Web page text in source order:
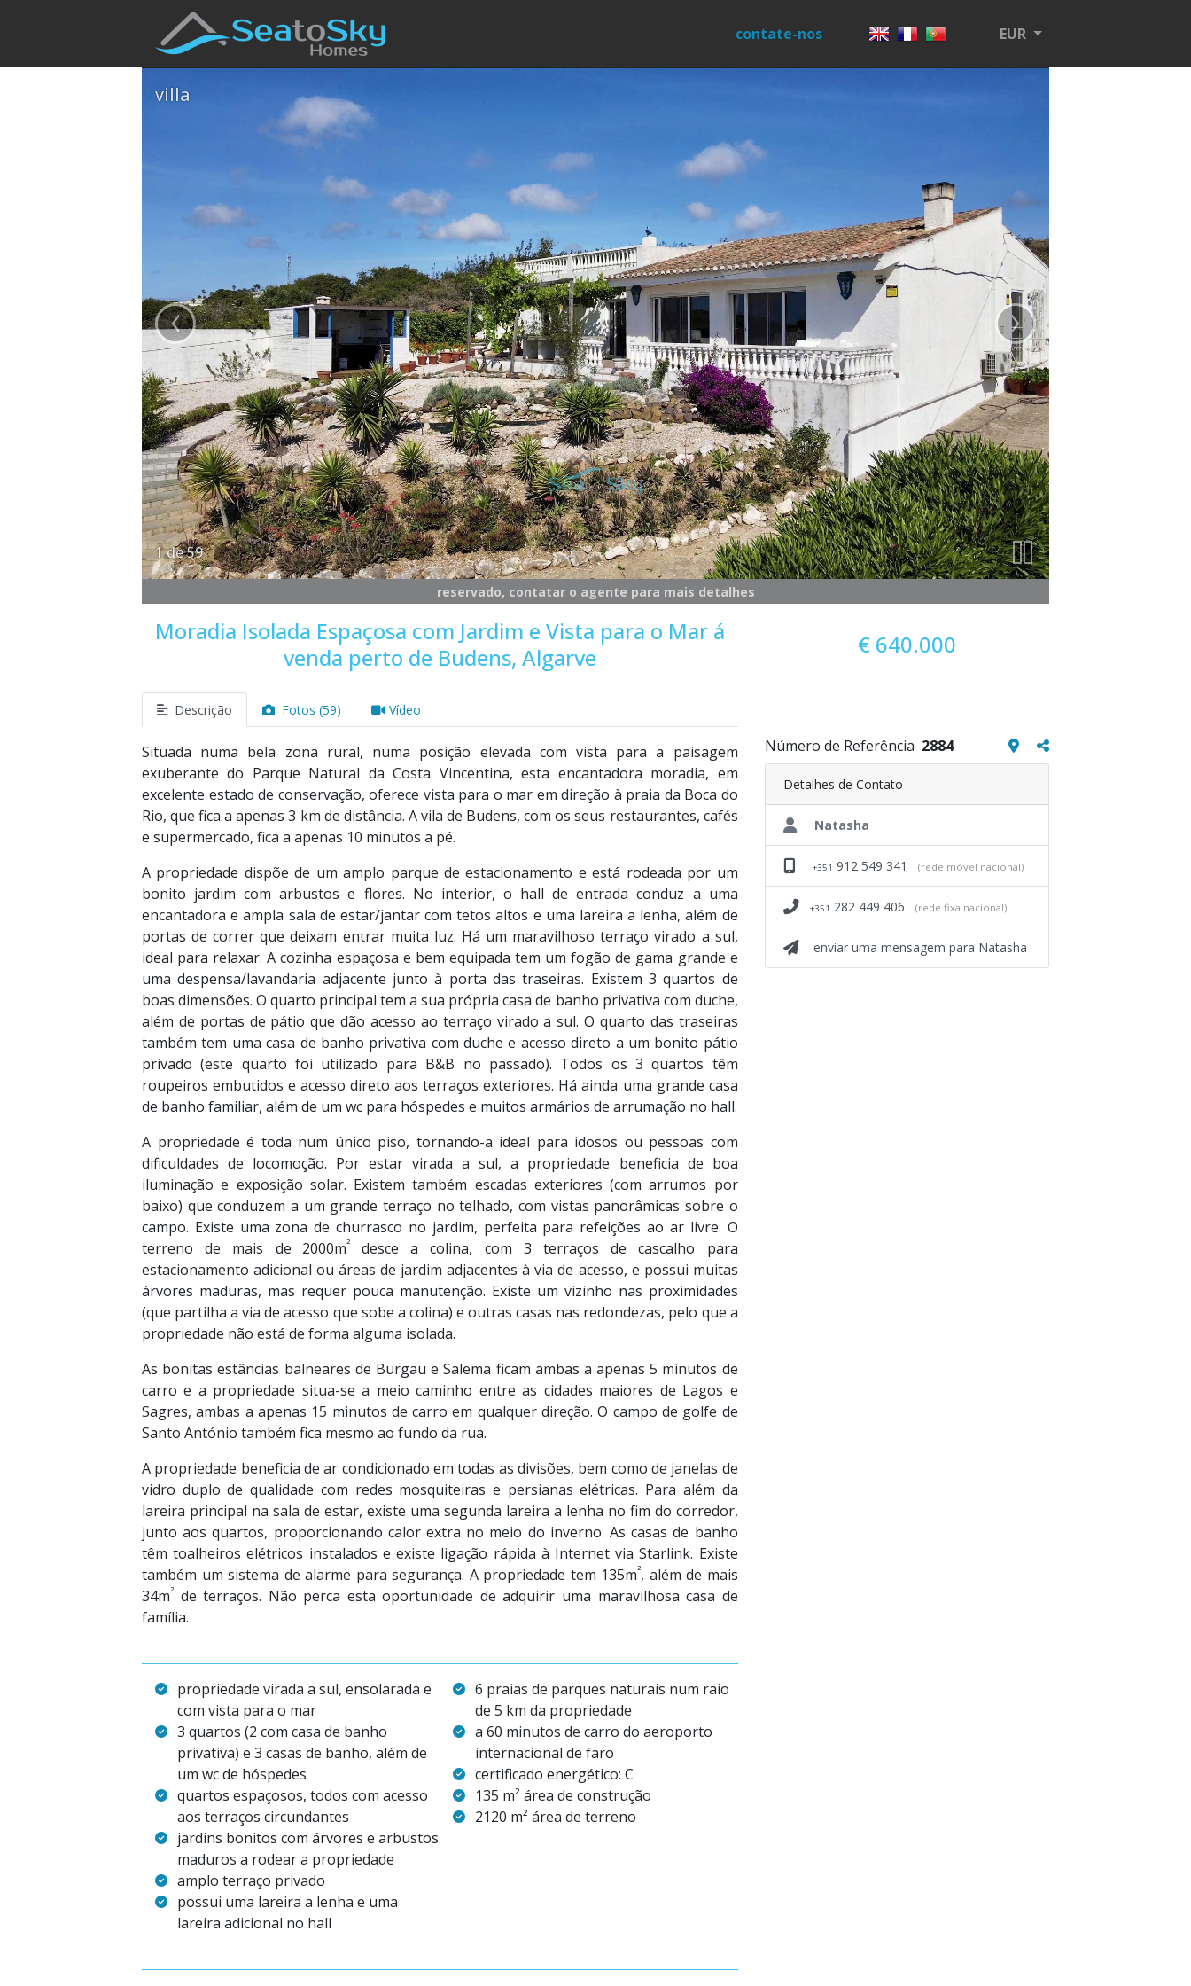
contate-nos EUR
villa
1 de 59
reservado, contatar o agente para mais detalhes
Moradia Isolada Espaçosa com Jardim e Vista para o Mar á
venda perto de Budens, Algarve
€ 640.000
Descrição Fotos (59) Vídeo
Situada numa bela zona rural, numa posição elevada com vista para a paisagem
exuberante do Parque Natural da Costa Vincentina, esta encantadora moradia, em
excelente estado de conservação, oferece vista para o mar em direção à praia da Boca do
Rio, que fica a apenas 3 km de distância. A vila de Budens, com os seus restaurantes, cafés
e supermercado, fica a apenas 10 minutos a pé.
A propriedade dispõe de um amplo parque de estacionamento e está rodeada por um
bonito jardim com arbustos e flores. No interior, o hall de entrada conduz a uma
encantadora e ampla sala de estar/jantar com tetos altos e uma lareira a lenha, além de
portas de correr que deixam entrar muita luz. Há um maravilhoso terraço virado a sul,
ideal para relaxar. A cozinha espaçosa e bem equipada tem um fogão de gama grande e
uma despensa/lavandaria adjacente junto à porta das traseiras. Existem 3 quartos de
boas dimensões. O quarto principal tem a sua própria casa de banho privativa com duche,
além de portas de pátio que dão acesso ao terraço virado a sul. O quarto das traseiras
também tem uma casa de banho privativa com duche e acesso direto a um bonito pátio
privado (este quarto foi utilizado para B&B no passado). Todos os 3 quartos têm
roupeiros embutidos e acesso direto aos terraços exteriores. Há ainda uma grande casa
de banho familiar, além de um wc para hóspedes e muitos armários de arrumação no hall.
A propriedade é toda num único piso, tornando-a ideal para idosos ou pessoas com
dificuldades de locomoção. Por estar virada a sul, a propriedade beneficia de boa
iluminação e exposição solar. Existem também escadas exteriores (com arrumos por
baixo) que conduzem a um grande terraço no telhado, com vistas panorâmicas sobre o
campo. Existe uma zona de churrasco no jardim, perfeita para refeições ao ar livre. O
terreno de mais de
2000m²desce a colina, com 3 terraços de cascalho para
estacionamento adicional ou áreas de jardim adjacentes à via de acesso, e possui muitas
árvores maduras, mas requer pouca manutenção. Existe um vizinho nas proximidades
(que partilha a via de acesso que sobe a colina) e outras casas nas redondezas, pelo que a
propriedade não está de forma alguma isolada.
As bonitas estâncias balneares de Burgau e Salema ficam ambas a apenas 5 minutos de
carro e a propriedade situa-se a meio caminho entre as cidades maiores de Lagos e
Sagres, ambas a apenas 15 minutos de carro em qualquer direção. O campo de golfe de
Santo António também fica mesmo ao fundo da rua.
A propriedade beneficia de ar condicionado em todas as divisões, bem como de janelas de
vidro duplo de qualidade com redes mosquiteiras e persianas elétricas. Para além da
lareira principal na sala de estar, existe uma segunda lareira a lenha no fim do corredor,
junto aos quartos, proporcionando calor extra no meio do inverno. As casas de banho
têm toalheiros elétricos instalados e existe ligação rápida à Internet via Starlink. Existe
também um sistema de alarme para segurança. A propriedade tem 135m², além de mais
34m² de terraços. Não perca esta oportunidade de adquirir uma maravilhosa casa de
família.
propriedade virada a sul, ensolarada e
com vista para o mar
3 quartos (2 com casa de banho
privativa) e 3 casas de banho, além de
um wc de hóspedes
quartos espaçosos, todos com acesso
aos terraços circundantes
jardins bonitos com árvores e arbustos
maduros a rodear a propriedade
amplo terraço privado
possui uma lareira a lenha e uma
lareira adicional no hall
6 praias de parques naturais num raio
de 5 km da propriedade
a 60 minutos de carro do aeroporto
internacional de faro
certificado energético: C
135 m² área de construção
2120 m² área de terreno
Número de Referência 2884
Detalhes de Contato
Natasha
+351 912 549 341 (rede móvel nacional)
+351 282 449 406 (rede fixa nacional)
enviar uma mensagem para Natasha